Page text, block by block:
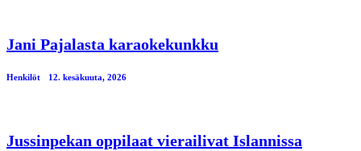
Jani Pajalasta karaokekunkku
Henkilöt 12. kesäkuuta, 2026
Jussinpekan oppilaat vierailivat Islannissa